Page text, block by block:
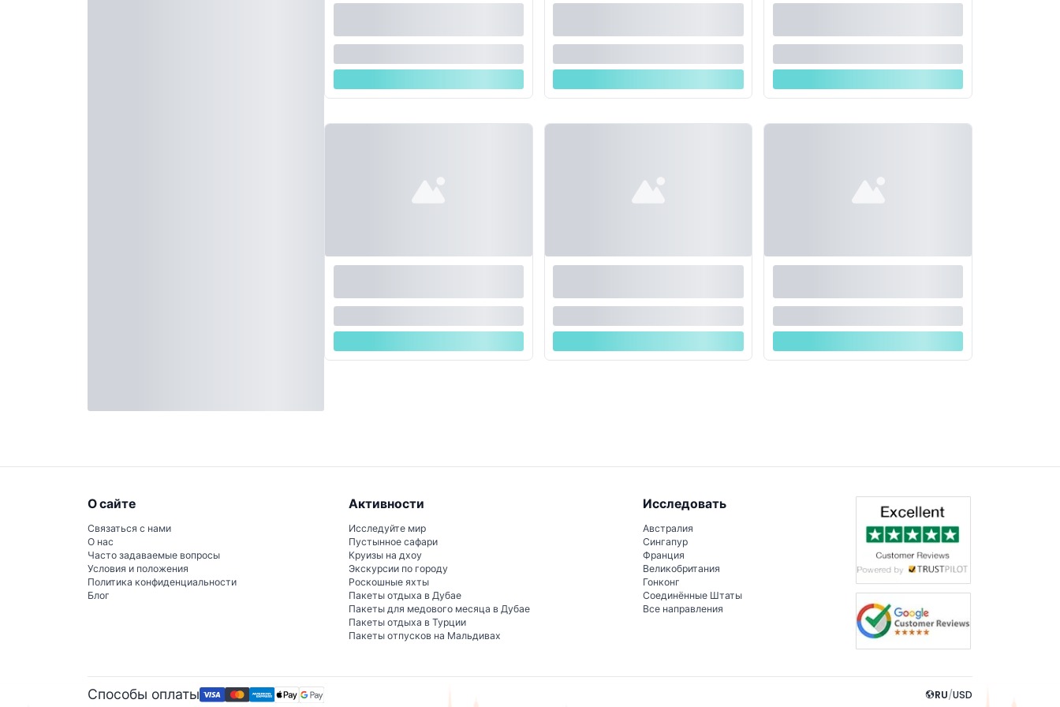
О сайте
Связаться с нами
О нас
Часто задаваемые вопросы
Условия и положения
Политика конфиденциальности
Блог
Активности
Исследуйте мир
Пустынное сафари
Круизы на дхоу
Экскурсии по городу
Роскошные яхты
Пакеты отдыха в Дубае
Пакеты для медового месяца в Дубае
Пакеты отдыха в Турции
Пакеты отпусков на Мальдивах
Исследовать
Австралия
Сингапур
Франция
Великобритания
Гонконг
Соединённые Штаты
Все направления
Способы оплаты RU/USD